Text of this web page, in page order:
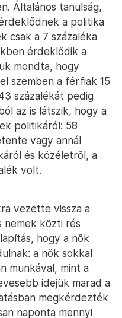
Általános tanulság,
a politika
csak a 7 százaléka
érdeklődik a
mondta, hogy
szemben a férfiak 15
százalékát pedig
az is látszik, hogy a
politikáról: 58
vagy annál
és közéletről, a
volt.
vezette vissza a
nemek közti rés
hogy a nők
a nők sokkal
munkával, mint a
idejük marad a
megkérdezték
naponta mennyi